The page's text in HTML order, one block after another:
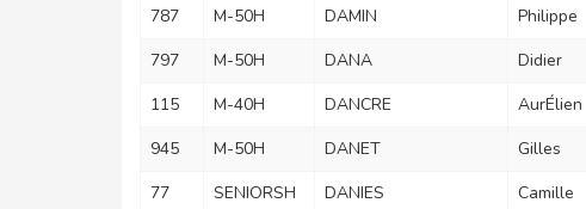
787 M-50H DAMIN Philippe
797 M-50H DANA Didier
115 M-40H DANCRE AurÉlien
945 M-50H DANET Gilles
77 SENIORSH DANIES Camille